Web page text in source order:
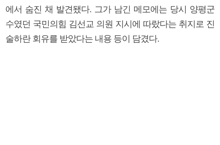
에서 숨진 채 발견됐다. 그가 남긴 메모에는 당시 양평군
수였던 국민의힘 김선교 의원 지시에 따랐다는 취지로 진
술하란 회유를 받았다는 내용 등이 담겼다.